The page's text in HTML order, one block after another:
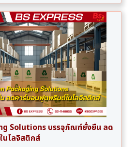
Solutions บรรจุภัณฑ์ยั่งยืน ลด
นโลจิสติกส์